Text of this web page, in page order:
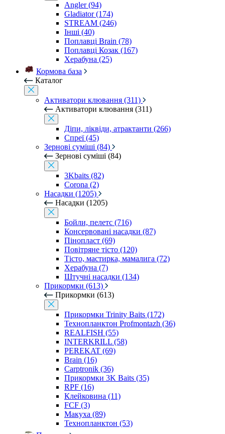
Angler (94)
Gladiator (174)
STREAM (246)
Інші (40)
Поплавці Brain (78)
Поплавці Козак (167)
Херабуна (25)
Кормова база
Каталог
Активатори клювання (311)
Активатори клювання (311)
Діпи, ліквіди, атрактанти (266)
Спреї (45)
Зернові суміші (84)
Зернові суміші (84)
3Kbaits (82)
Corona (2)
Насадки (1205)
Насадки (1205)
Бойли, пелетс (716)
Консервовані насадки (87)
Пінопласт (69)
Повітряне тісто (120)
Тісто, мастирка, мамалига (72)
Херабуна (7)
Штучні насадки (134)
Прикормки (613)
Прикормки (613)
Прикормки Trinity Baits (172)
Технопланктон Profmontazh (36)
REALFISH (55)
INTERKRILL (58)
PEREKAT (69)
Brain (16)
Carptronik (36)
Прикормки 3K Baits (35)
RPF (16)
Клейковина (11)
FCF (3)
Макуха (89)
Технопланктон (53)